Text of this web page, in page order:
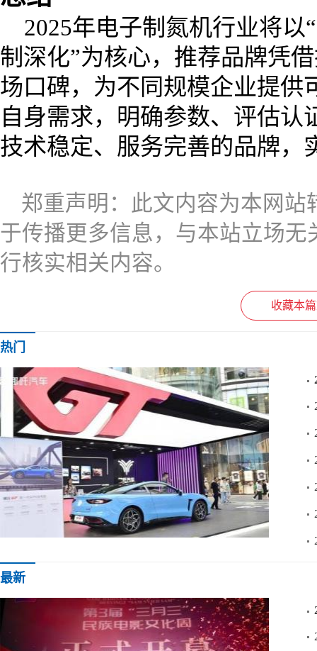
2025年电子制氮机行业将
制深化”为核心，推荐品牌凭
场口碑，为不同规模企业提供
自身需求，明确参数、评估认
技术稳定、服务完善的品牌，
郑重声明：此文内容为本网
于传播更多信息，与本站立场
行核实相关内容。
收藏本
热门
文章
最新
资讯